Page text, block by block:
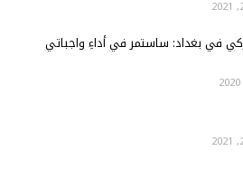
في بغداد: ساستمر في أداءِ واجباتي